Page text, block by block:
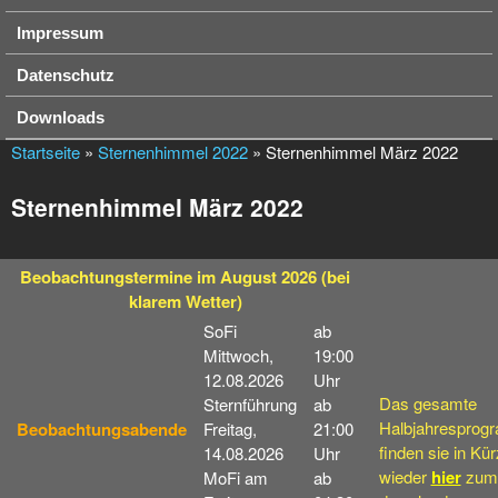
Impressum
Datenschutz
Downloads
Startseite » Sternenhimmel 2022 » Sternenhimmel März 2022
Sternenhimmel März 2022
Beobachtungstermine im August 2026(bei
klarem Wetter)
Beobachtungsabende
SoFi
Mittwoch,
12.08.2026
Sternführung
Freitag,
14.08.2026
MoFi am
ab
19:00
Uhr
ab
21:00
Uhr
ab
Das gesamte
finden sie in
wieder hierzum